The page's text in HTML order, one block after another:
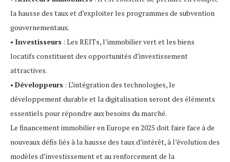
la hausse des taux et d’exploiter les programmes de subvention
gouvernementaux.
• Investisseurs : Les REITs, l’immobilier vert et les biens
locatifs constituent des opportunités d’investissement
attractives.
• Développeurs : L’intégration des technologies, le
développement durable et la digitalisation seront des éléments
essentiels pour répondre aux besoins du marché.
Le financement immobilier en Europe en 2025 doit faire face à de
nouveaux défis liés à la hausse des taux d’intérêt, à l’évolution des
modèles d’investissement et au renforcement de la